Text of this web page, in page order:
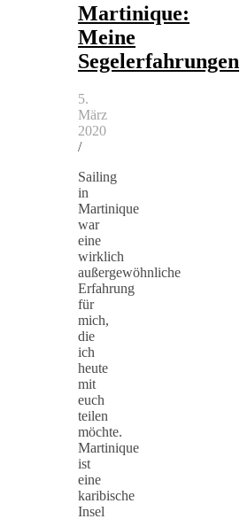
Martinique:
Meine
Segelerfahrungen
5.
März
2020
/
Sailing
in
Martinique
war
eine
wirklich
außergewöhnliche
Erfahrung
für
mich,
die
ich
heute
mit
euch
teilen
möchte.
Martinique
ist
eine
karibische
Insel